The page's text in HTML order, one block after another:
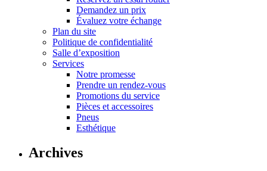
Demandez un prix
Évaluez votre échange
Plan du site
Politique de confidentialité
Salle d’exposition
Services
Notre promesse
Prendre un rendez-vous
Promotions du service
Pièces et accessoires
Pneus
Esthétique
Archives